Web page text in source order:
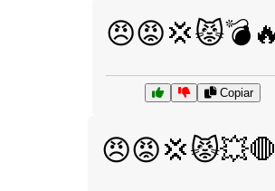
Copiar